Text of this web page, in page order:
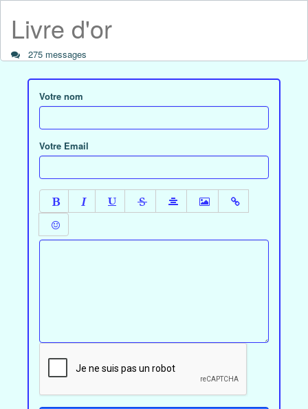
Livre d'or
275 messages
Votre nom
Votre Email